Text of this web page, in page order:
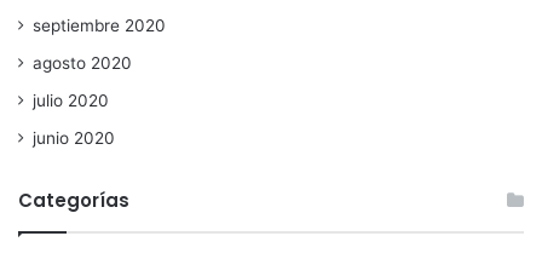
septiembre 2020
agosto 2020
julio 2020
junio 2020
Categorías